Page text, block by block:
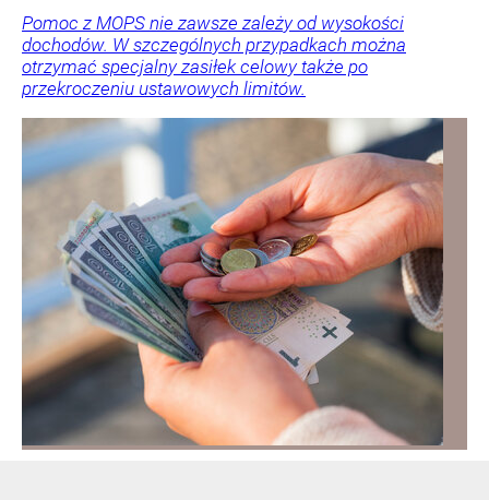
Pomoc z MOPS nie zawsze zależy od wysokości
dochodów. W szczególnych przypadkach można
otrzymać specjalny zasiłek celowy także po
przekroczeniu ustawowych limitów.